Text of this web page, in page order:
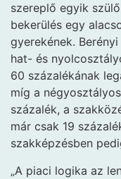
szereplő egyik
bekerülés egy
gyerekének.
hat- és
60 százalékának
míg a
százalék, a
már csak 19
szakképzésben
„A piaci logika az